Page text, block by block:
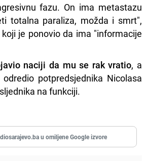
fazu. On ima metastazu
totalna paraliza, možda i smrt",
je ponovio da ima "informacije
naciji da mu se rak vratio, a
potpredsjednika Nicolasa
na funkciji.
u omiljene Google izvore